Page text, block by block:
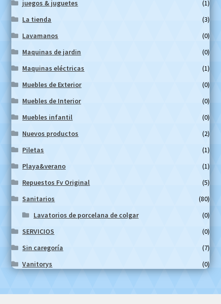
juegos & juguetes
(1)
La tienda
(3)
Lavamanos
(0)
Maquinas de jardin
(0)
Maquinas eléctricas
(1)
Muebles de Exterior
(0)
Muebles de Interior
(0)
Muebles infantil
(0)
Nuevos productos
(2)
Piletas
(1)
Playa&verano
(1)
Repuestos Fv Original
(5)
Sanitarios
(80)
Lavatorios de porcelana de colgar
(0)
SERVICIOS
(0)
Sin caregoría
(7)
Vanitorys
(0)